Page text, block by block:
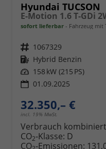
Hyundai TUCSON
sofort lieferbar Fahrzeug mit
Fahrzeugnr. 1067329
Kraftstoff Hybrid Benzin
Leistung 158 kW (215 PS)
01.09.2025
32.350,– €
incl. 19% MwSt.
Verbrauch
CO2-Klasse: D
CO -Emissionen: